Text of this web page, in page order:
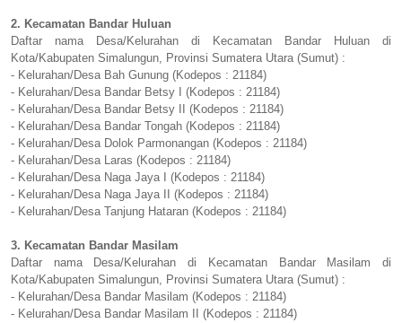
2. Kecamatan Bandar Huluan
Daftar nama Desa/Kelurahan di Kecamatan Bandar Huluan di
Kota/Kabupaten Simalungun, Provinsi Sumatera Utara (Sumut) :
- Kelurahan/Desa Bah Gunung (Kodepos : 21184)
- Kelurahan/Desa Bandar Betsy I (Kodepos : 21184)
- Kelurahan/Desa Bandar Betsy II (Kodepos : 21184)
- Kelurahan/Desa Bandar Tongah (Kodepos : 21184)
- Kelurahan/Desa Dolok Parmonangan (Kodepos : 21184)
- Kelurahan/Desa Laras (Kodepos : 21184)
- Kelurahan/Desa Naga Jaya I (Kodepos : 21184)
- Kelurahan/Desa Naga Jaya II (Kodepos : 21184)
- Kelurahan/Desa Tanjung Hataran (Kodepos : 21184)
3. Kecamatan Bandar Masilam
Daftar nama Desa/Kelurahan di Kecamatan Bandar Masilam di
Kota/Kabupaten Simalungun, Provinsi Sumatera Utara (Sumut) :
- Kelurahan/Desa Bandar Masilam (Kodepos : 21184)
- Kelurahan/Desa Bandar Masilam II (Kodepos : 21184)